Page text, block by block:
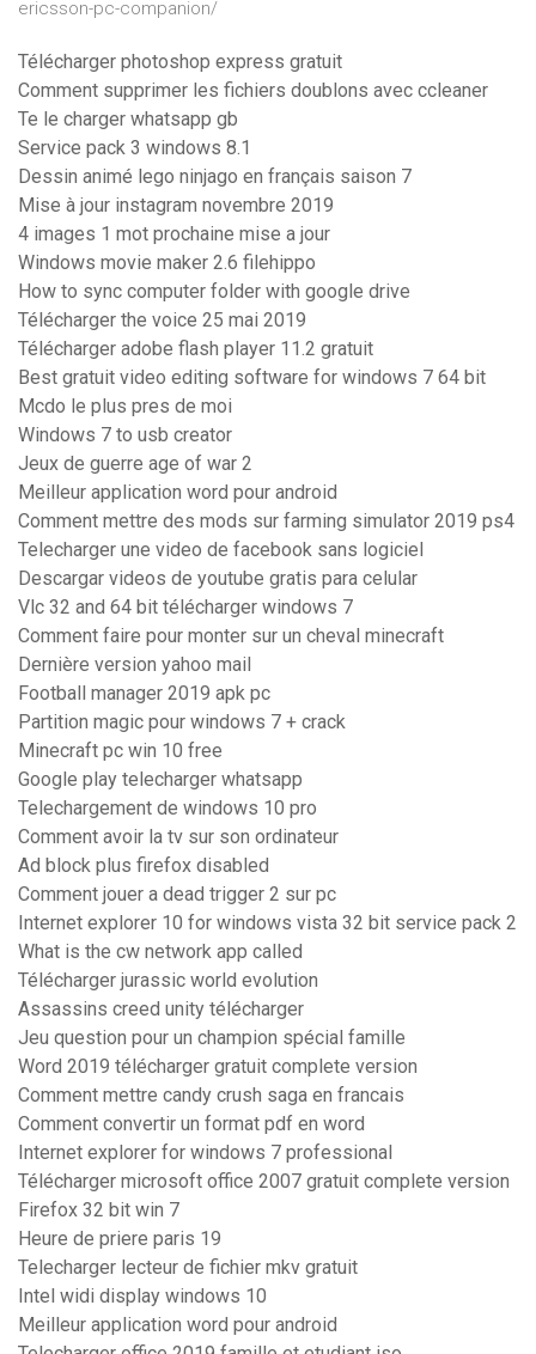
ericsson-pc-companion/
Télécharger photoshop express gratuit
Comment supprimer les fichiers doublons avec ccleaner
Te le charger whatsapp gb
Service pack 3 windows 8.1
Dessin animé lego ninjago en français saison 7
Mise à jour instagram novembre 2019
4 images 1 mot prochaine mise a jour
Windows movie maker 2.6 filehippo
How to sync computer folder with google drive
Télécharger the voice 25 mai 2019
Télécharger adobe flash player 11.2 gratuit
Best gratuit video editing software for windows 7 64 bit
Mcdo le plus pres de moi
Windows 7 to usb creator
Jeux de guerre age of war 2
Meilleur application word pour android
Comment mettre des mods sur farming simulator 2019 ps4
Telecharger une video de facebook sans logiciel
Descargar videos de youtube gratis para celular
Vlc 32 and 64 bit télécharger windows 7
Comment faire pour monter sur un cheval minecraft
Dernière version yahoo mail
Football manager 2019 apk pc
Partition magic pour windows 7 + crack
Minecraft pc win 10 free
Google play telecharger whatsapp
Telechargement de windows 10 pro
Comment avoir la tv sur son ordinateur
Ad block plus firefox disabled
Comment jouer a dead trigger 2 sur pc
Internet explorer 10 for windows vista 32 bit service pack 2
What is the cw network app called
Télécharger jurassic world evolution
Assassins creed unity télécharger
Jeu question pour un champion spécial famille
Word 2019 télécharger gratuit complete version
Comment mettre candy crush saga en francais
Comment convertir un format pdf en word
Internet explorer for windows 7 professional
Télécharger microsoft office 2007 gratuit complete version
Firefox 32 bit win 7
Heure de priere paris 19
Telecharger lecteur de fichier mkv gratuit
Intel widi display windows 10
Meilleur application word pour android